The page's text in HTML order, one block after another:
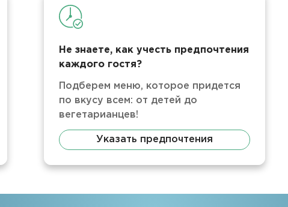
Не знаете, как учесть предпочтения
каждого гостя?
Подберем меню, которое придется
по вкусу всем: от детей до
вегетарианцев!
Указать предпочтения